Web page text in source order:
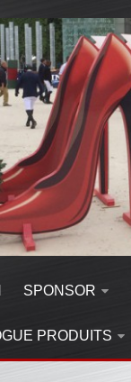
SPONSOR
PRODUITS